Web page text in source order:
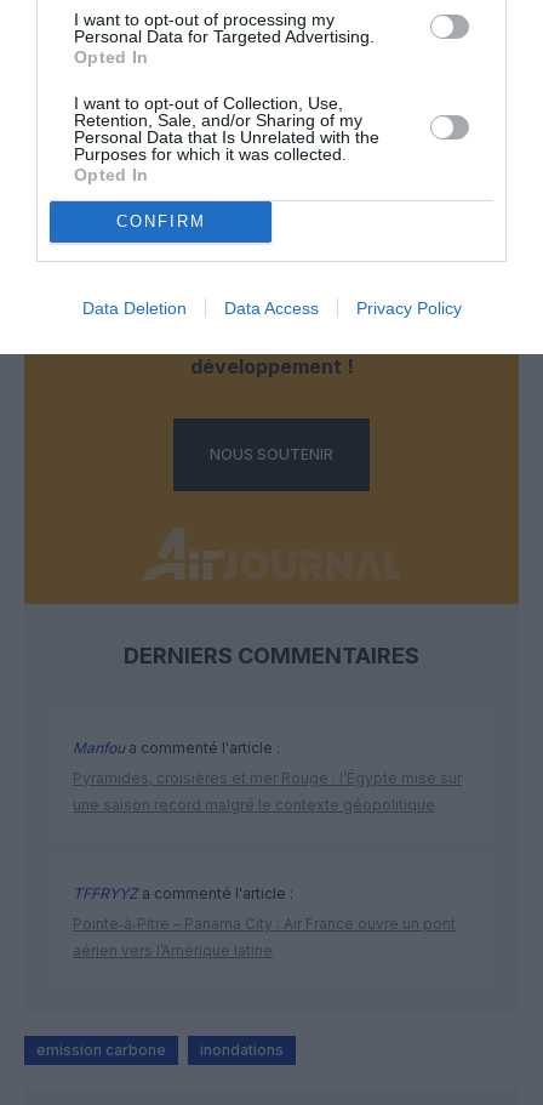
I want to opt-out of processing my
Personal Data for Targeted Advertising.
Opted In
I want to opt-out of Collection, Use,
Retention, Sale, and/or Sharing of my
Personal Data that Is Unrelated with the
Purposes for which it was collected.
Opted In
CONFIRM
Data Deletion Data Access Privacy Policy
RÉPONDRE
LAISSER UN COMMENTAIRE
FAIRE UN DON
Appel aux lecteurs !
développement !
NOUS SOUTENIR
DERNIERS COMMENTAIRES
Manfoua commenté l'article :
Pyramides, croisières et mer Rouge : l’Égypte mise sur
une saison record malgré le contexte géopolitique
TFFRYYZa commenté l'article :
Pointe‑à‑Pitre – Panama City : Air France ouvre un pont
aérien vers l’Amérique latine
emission carbone inondations